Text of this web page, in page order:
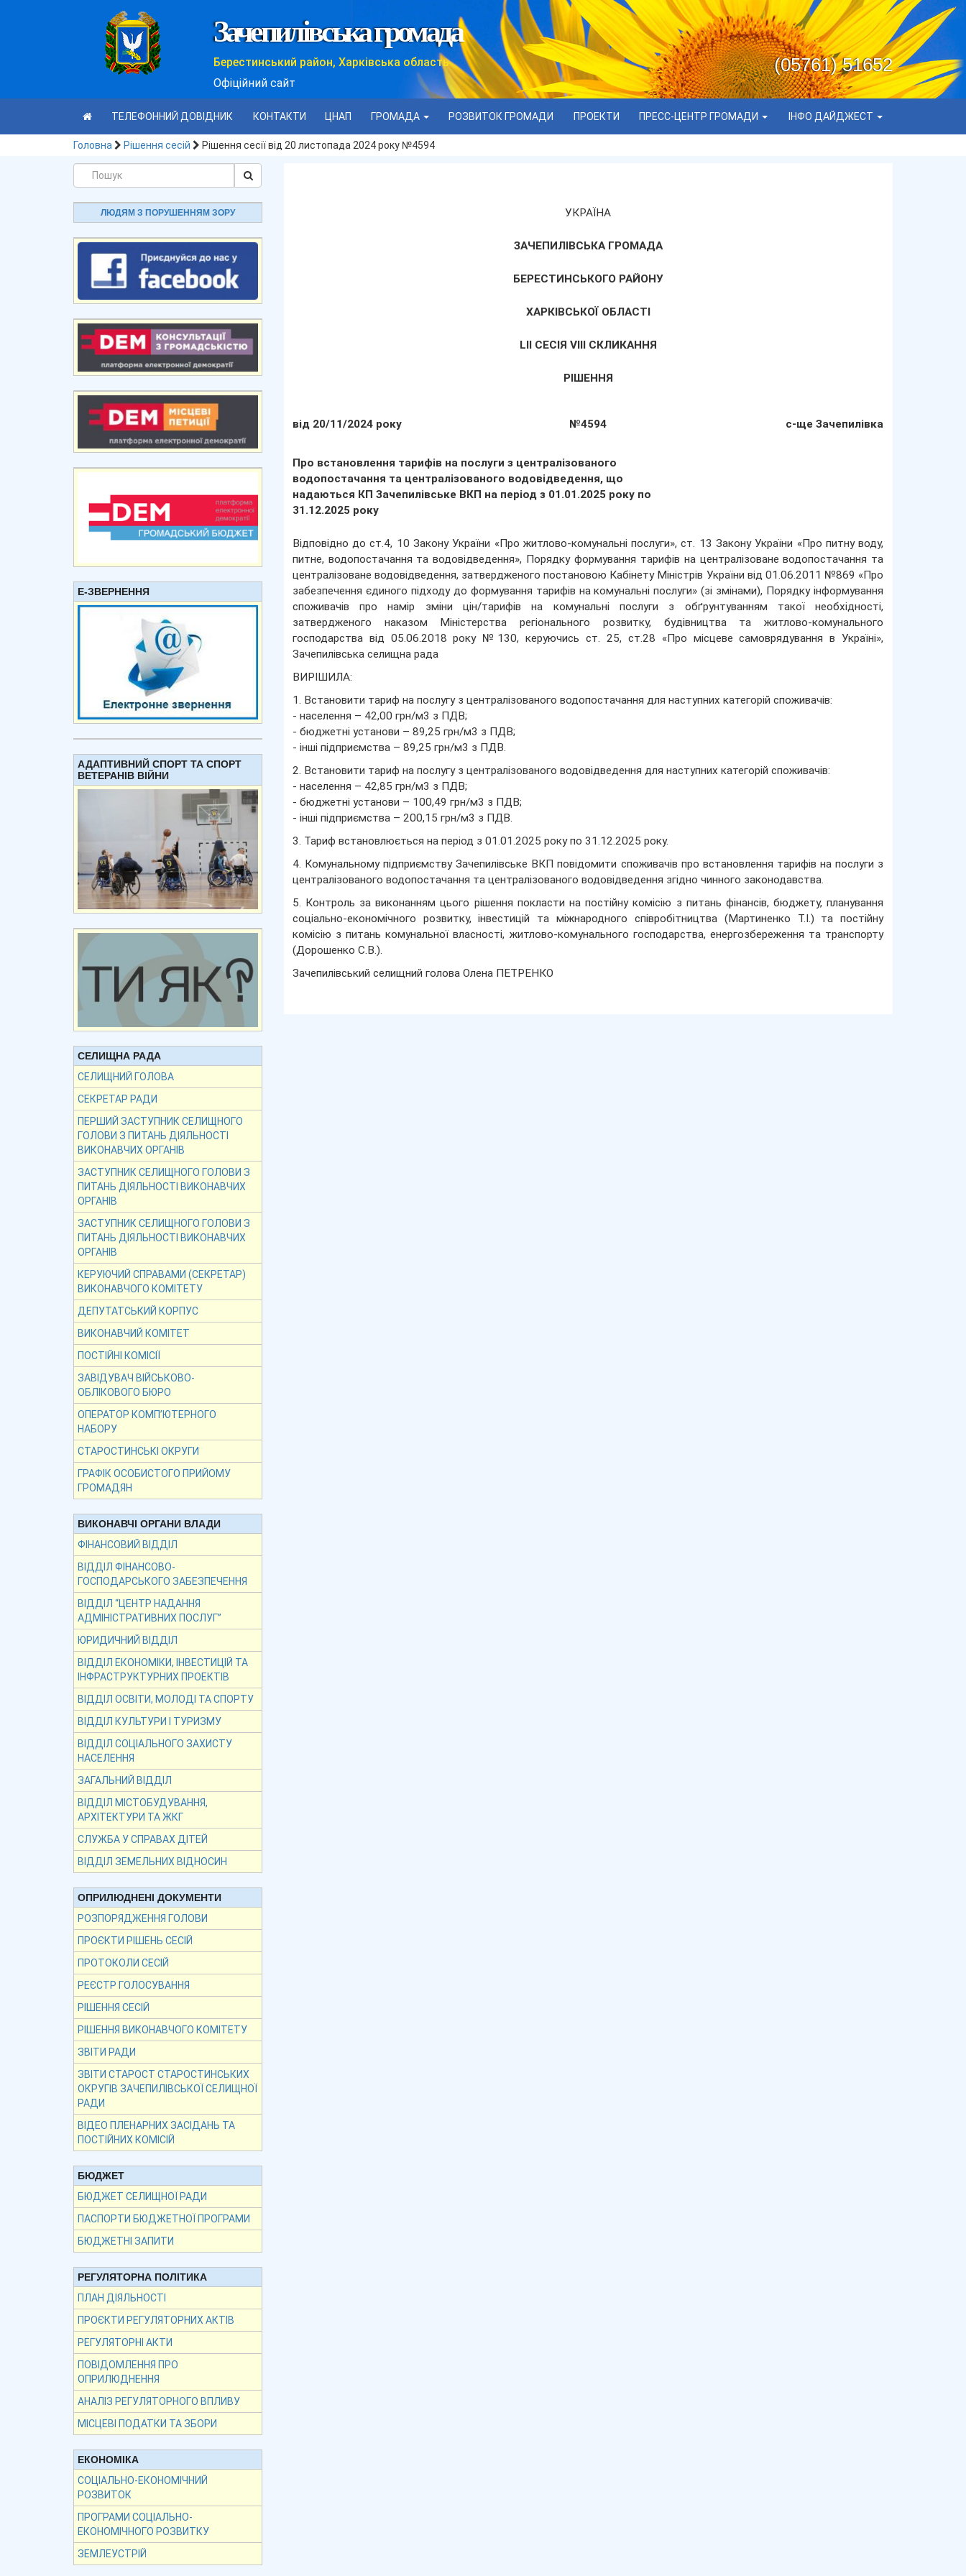
Зачепилівська громада
Берестинський район, Харківська область
Офіційний сайт
(05761) 51652
ТЕЛЕФОННИЙ ДОВІДНИК КОНТАКТИ ЦНАП ГРОМАДА РОЗВИТОК ГРОМАДИ ПРОЕКТИ ПРЕСС-ЦЕНТР ГРОМАДИ ІНФО ДАЙДЖЕСТ
Головна Рішення сесій Рішення сесії від 20 листопада 2024 року №4594
ЛЮДЯМ З ПОРУШЕННЯМ ЗОРУ
Е-ЗВЕРНЕННЯ
АДАПТИВНИЙ СПОРТ ТА СПОРТ
ВЕТЕРАНІВ ВІЙНИ
СЕЛИЩНА РАДА
СЕЛИЩНИЙ ГОЛОВА
СЕКРЕТАР РАДИ
ПЕРШИЙ ЗАСТУПНИК СЕЛИЩНОГО
ГОЛОВИ З ПИТАНЬ ДІЯЛЬНОСТІ
ВИКОНАВЧИХ ОРГАНІВ
ЗАСТУПНИК СЕЛИЩНОГО ГОЛОВИ З
ПИТАНЬ ДІЯЛЬНОСТІ ВИКОНАВЧИХ
ОРГАНІВ
ЗАСТУПНИК СЕЛИЩНОГО ГОЛОВИ З
ПИТАНЬ ДІЯЛЬНОСТІ ВИКОНАВЧИХ
ОРГАНІВ
КЕРУЮЧИЙ СПРАВАМИ (СЕКРЕТАР)
ВИКОНАВЧОГО КОМІТЕТУ
ДЕПУТАТСЬКИЙ КОРПУС
ВИКОНАВЧИЙ КОМІТЕТ
ПОСТІЙНІ КОМІСІЇ
ЗАВІДУВАЧ ВІЙСЬКОВО-
ОБЛІКОВОГО БЮРО
ОПЕРАТОР КОМП’ЮТЕРНОГО
НАБОРУ
СТАРОСТИНСЬКІ ОКРУГИ
ГРАФІК ОСОБИСТОГО ПРИЙОМУ
ГРОМАДЯН
ВИКОНАВЧІ ОРГАНИ ВЛАДИ
ФІНАНСОВИЙ ВІДДІЛ
ВІДДІЛ ФІНАНСОВО-
ГОСПОДАРСЬКОГО ЗАБЕЗПЕЧЕННЯ
ВІДДІЛ “ЦЕНТР НАДАННЯ
АДМІНІСТРАТИВНИХ ПОСЛУГ”
ЮРИДИЧНИЙ ВІДДІЛ
ВІДДІЛ ЕКОНОМІКИ, ІНВЕСТИЦІЙ ТА
ІНФРАСТРУКТУРНИХ ПРОЕКТІВ
ВІДДІЛ ОСВІТИ, МОЛОДІ ТА СПОРТУ
ВІДДІЛ КУЛЬТУРИ І ТУРИЗМУ
ВІДДІЛ СОЦІАЛЬНОГО ЗАХИСТУ
НАСЕЛЕННЯ
ЗАГАЛЬНИЙ ВІДДІЛ
ВІДДІЛ МІСТОБУДУВАННЯ,
АРХІТЕКТУРИ ТА ЖКГ
СЛУЖБА У СПРАВАХ ДІТЕЙ
ВІДДІЛ ЗЕМЕЛЬНИХ ВІДНОСИН
ОПРИЛЮДНЕНІ ДОКУМЕНТИ
РОЗПОРЯДЖЕННЯ ГОЛОВИ
ПРОЄКТИ РІШЕНЬ СЕСІЙ
ПРОТОКОЛИ СЕСІЙ
РЕЄСТР ГОЛОСУВАННЯ
РІШЕННЯ СЕСІЙ
РІШЕННЯ ВИКОНАВЧОГО КОМІТЕТУ
ЗВІТИ РАДИ
ЗВІТИ СТАРОСТ СТАРОСТИНСЬКИХ
ОКРУГІВ ЗАЧЕПИЛІВСЬКОЇ СЕЛИЩНОЇ
РАДИ
ВІДЕО ПЛЕНАРНИХ ЗАСІДАНЬ ТА
ПОСТІЙНИХ КОМІСІЙ
БЮДЖЕТ
БЮДЖЕТ СЕЛИЩНОЇ РАДИ
ПАСПОРТИ БЮДЖЕТНОЇ ПРОГРАМИ
БЮДЖЕТНІ ЗАПИТИ
РЕГУЛЯТОРНА ПОЛІТИКА
ПЛАН ДІЯЛЬНОСТІ
ПРОЄКТИ РЕГУЛЯТОРНИХ АКТІВ
РЕГУЛЯТОРНІ АКТИ
ПОВІДОМЛЕННЯ ПРО
ОПРИЛЮДНЕННЯ
АНАЛІЗ РЕГУЛЯТОРНОГО ВПЛИВУ
МІСЦЕВІ ПОДАТКИ ТА ЗБОРИ
ЕКОНОМІКА
СОЦІАЛЬНО-ЕКОНОМІЧНИЙ
РОЗВИТОК
ПРОГРАМИ СОЦІАЛЬНО-
ЕКОНОМІЧНОГО РОЗВИТКУ
ЗЕМЛЕУСТРІЙ
УКРАЇНА
ЗАЧЕПИЛІВСЬКА ГРОМАДА
БЕРЕСТИНСЬКОГО РАЙОНУ
ХАРКІВСЬКОЇ ОБЛАСТІ
LІІ СЕСІЯ VIII СКЛИКАННЯ
РІШЕННЯ
від 20/11/2024 року №4594 с-ще Зачепилівка
Про встановлення тарифів на послуги з централізованого
водопостачання та централізованого водовідведення, що
надаються КП Зачепилівське ВКП на період з 01.01.2025 року по
31.12.2025 року
Відповідно до ст.4, 10 Закону України «Про житлово-комунальні послуги», ст. 13 Закону України «Про питну воду,
питне, водопостачання та водовідведення», Порядку формування тарифів на централізоване водопостачання та
централізоване водовідведення, затвердженого постановою Кабінету Міністрів України від 01.06.2011 №869 «Про
забезпечення єдиного підходу до формування тарифів на комунальні послуги» (зі змінами), Порядку інформування
споживачів про намір зміни цін/тарифів на комунальні послуги з обґрунтуванням такої необхідності,
затвердженого наказом Міністерства регіонального розвитку, будівництва та житлово-комунального
господарства від 05.06.2018 року №130, керуючись ст. 25, ст.28 «Про місцеве самоврядування в Україні»,
Зачепилівська селищна рада
ВИРІШИЛА:
1. Встановити тариф на послугу з централізованого водопостачання для наступних категорій споживачів:
- населення – 42,00 грн/м3 з ПДВ;
- бюджетні установи – 89,25 грн/м3 з ПДВ;
- інші підприємства – 89,25 грн/м3 з ПДВ.
2. Встановити тариф на послугу з централізованого водовідведення для наступних категорій споживачів:
- населення – 42,85 грн/м3 з ПДВ;
- бюджетні установи – 100,49 грн/м3 з ПДВ;
- інші підприємства – 200,15 грн/м3 з ПДВ.
3. Тариф встановлюється на період з 01.01.2025 року по 31.12.2025 року.
4. Комунальному підприємству Зачепилівське ВКП повідомити споживачів про встановлення тарифів на послуги з
централізованого водопостачання та централізованого водовідведення згідно чинного законодавства.
5. Контроль за виконанням цього рішення покласти на постійну комісію з питань фінансів, бюджету, планування
соціально-економічного розвитку, інвестицій та міжнародного співробітництва (Мартиненко Т.І.) та постійну
комісію з питань комунальної власності, житлово-комунального господарства, енергозбереження та транспорту
(Дорошенко С.В.).
Зачепилівський селищний голова Олена ПЕТРЕНКО